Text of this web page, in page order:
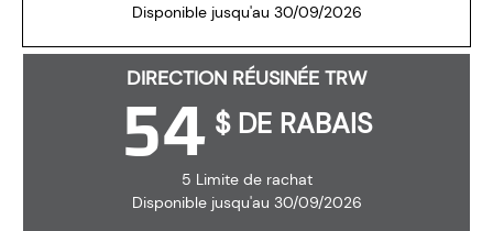
Disponible jusqu'au 30/09/2026
DIRECTION RÉUSINÉE TRW
5 Limite de rachat
Disponible jusqu'au 30/09/2026
54 $ DE RABAIS